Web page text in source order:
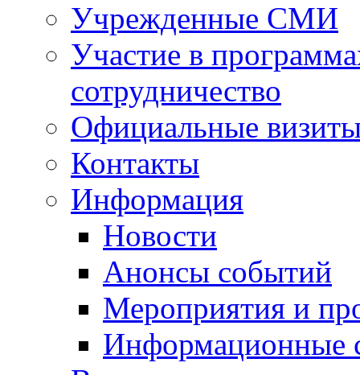
Учрежденные СМИ
Участие в
сотрудничество
Официальные
Контакты
Информация
Новости
Анонсы событий
Мероприятия и
Информационные